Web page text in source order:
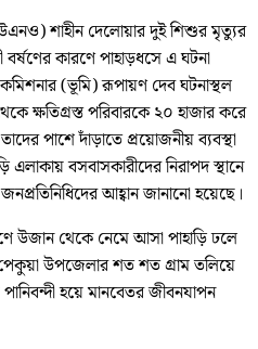
শাহীন দেলোয়ার দুই শিশুর মৃত্যুর
বর্ষণের কারণে পাহাড়ধসে এ ঘটনা
(ভূমি) রূপায়ণ দেব ঘটনাস্থল
ক্ষতিগ্রস্ত পরিবারকে ২০ হাজার করে
পাশে দাঁড়াতে প্রয়োজনীয় ব্যবস্থা
এলাকায় বসবাসকারীদের নিরাপদ স্থানে
আহ্বান জানানো হয়েছে।
উজান থেকে নেমে আসা পাহাড়ি ঢলে
উপজেলার শত শত গ্রাম তলিয়ে
হয়ে মানবেতর জীবনযাপন